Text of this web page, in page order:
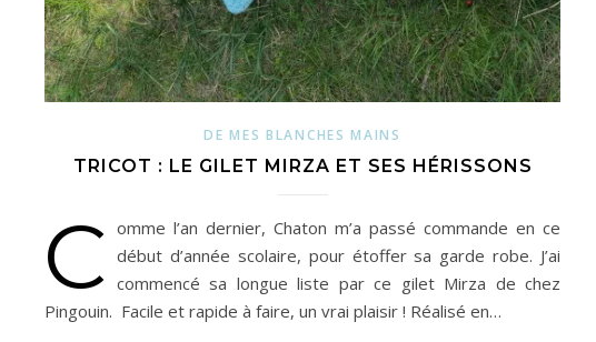
DE MES BLANCHES MAINS
TRICOT : LE GILET MIRZA ET SES HÉRISSONS
C omme l’an dernier, Chaton m’a passé commande en ce
début d’année scolaire, pour étoffer sa garde robe. J’ai
commencé sa longue liste par ce gilet Mirza de chez
Pingouin. Facile et rapide à faire, un vrai plaisir ! Réalisé en…